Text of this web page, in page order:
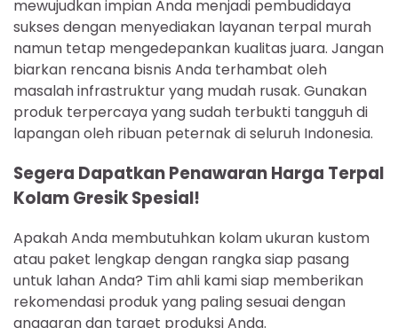
mewujudkan impian Anda menjadi pembudidaya
sukses dengan menyediakan layanan terpal murah
namun tetap mengedepankan kualitas juara. Jangan
biarkan rencana bisnis Anda terhambat oleh
masalah infrastruktur yang mudah rusak. Gunakan
produk terpercaya yang sudah terbukti tangguh di
lapangan oleh ribuan peternak di seluruh Indonesia.
Segera Dapatkan Penawaran Harga Terpal
Kolam Gresik Spesial!
Apakah Anda membutuhkan kolam ukuran kustom
atau paket lengkap dengan rangka siap pasang
untuk lahan Anda? Tim ahli kami siap memberikan
rekomendasi produk yang paling sesuai dengan
anggaran dan target produksi Anda.